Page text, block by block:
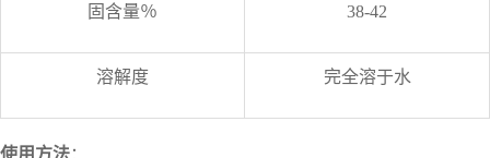
固含量％ 38-42
溶解度 完全溶于水
使用方法：